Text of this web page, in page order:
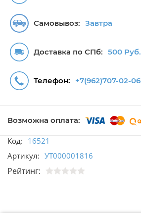
Самовывоз: Завтра
Доставка по СПб: 500 Руб.
Телефон: +7(962)707-02-06
Возможна оплата:
Код: 16521
Артикул: УТ000001816
Рейтинг: